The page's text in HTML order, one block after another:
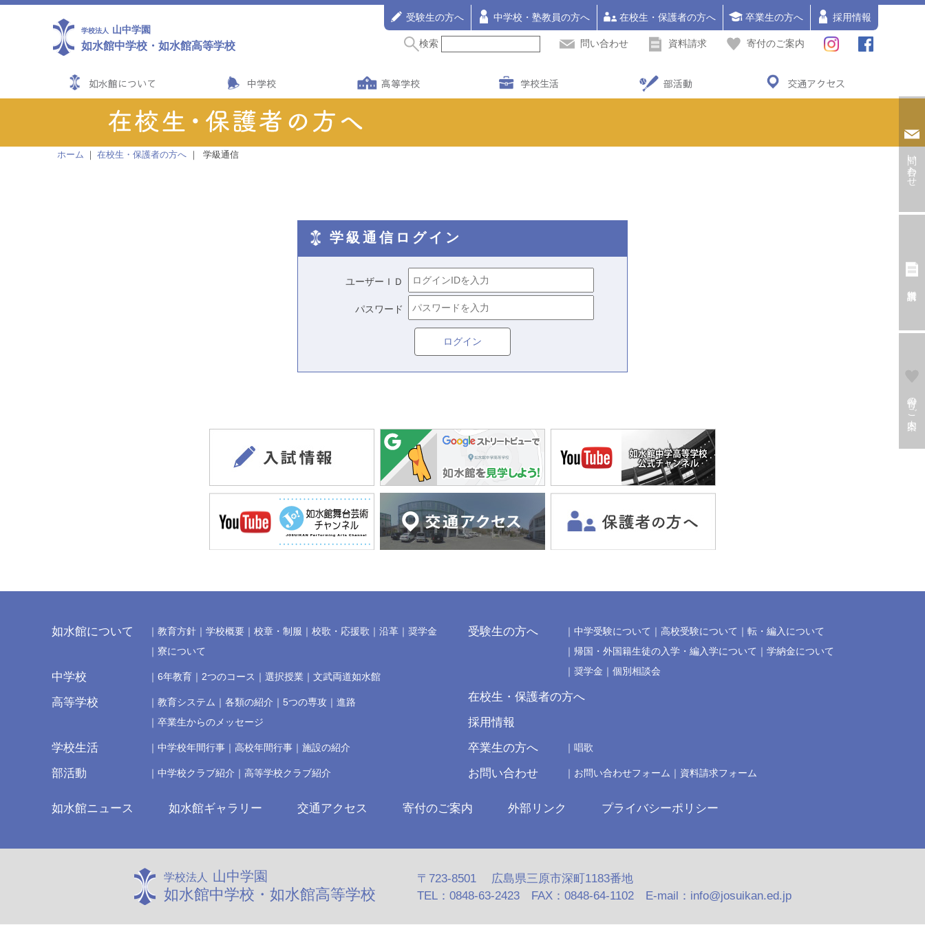
学校法人 山中学園
如水館中学校 ・如水館高等学校 検索 問い合わせ 資料請求 寄付のご案内
受験生の方へ 中学校・塾教員の方へ 在校生・保護者の方へ 卒業生の方へ 採用情報
如水館について 中学校 高等学校 学校生活 部活動 交通アクセス
問い合わせ
寄付のご案内
ホーム 在校生・保護者の方へ 学級通信
学級通信ログイン
ユーザーＩＤ
パスワード
ログイン
如水館について 教育方針 学校概要 校章・制服 校歌・応援歌 沿革
奨学金
寮について
中学校 6年教育 2つのコース 選択授業 文武両道如水館
高等学校 教育システム 各類の紹介 5つの専攻
進路
卒業生からのメッセージ
学校生活 中学校年間行事 高校年間行事 施設の紹介
部活動 中学校クラブ紹介 高等学校クラブ紹介
受験生の方へ 中学受験について 高校受験について
転・編入について
帰国・外国籍生徒の入学・編入学について
学納金について
奨学金
個別相談会
在校生・保護者の方へ
採用情報
卒業生の方へ
唱歌
お問い合わせ お問い合わせフォーム 資料請求フォーム
如水館ニュース 如水館ギャラリー 交通アクセス 寄付のご案内 外部リンク プライバシーポリシー
学校法人 山中学園
如水館中学校・如水館高等学校
〒723-8501 広島県三原市深町1183番地
TEL：0848-63-2423 FAX：0848-64-1102 E-mail：info@josuikan.ed.jp